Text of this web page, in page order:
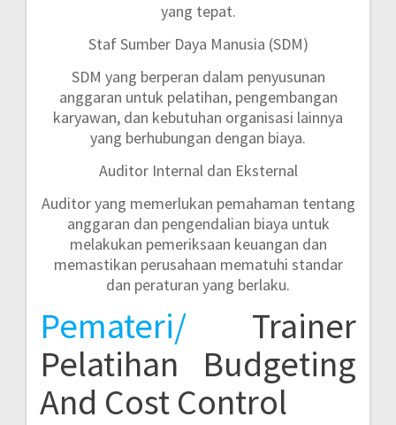
yang tepat.
Staf Sumber Daya Manusia (SDM)
SDM yang berperan dalam penyusunan
anggaran untuk pelatihan, pengembangan
karyawan, dan kebutuhan organisasi lainnya
yang berhubungan dengan biaya.
Auditor Internal dan Eksternal
Auditor yang memerlukan pemahaman tentang
anggaran dan pengendalian biaya untuk
melakukan pemeriksaan keuangan dan
memastikan perusahaan mematuhi standar
dan peraturan yang berlaku.
Pemateri/ Trainer
Pelatihan Budgeting
And Cost Control